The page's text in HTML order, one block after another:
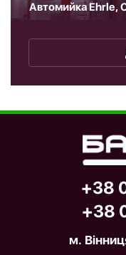
Автомийка Ehrle,
+38
+38
м.